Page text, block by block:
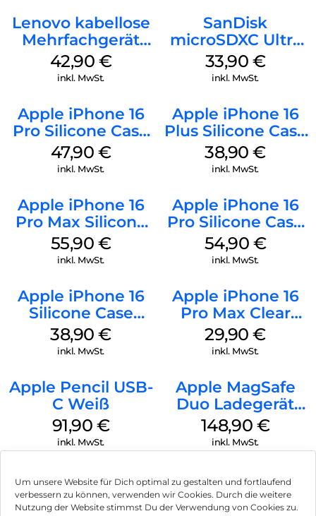
Um unsere Website für Dich optimal zu gestalten und fortlaufend
verbessern zu können, verwenden wir Cookies. Durch die weitere
Nutzung der Website stimmst Du der Verwendung von Cookies zu.
Lenovo kabellose
Mehrfachgerät
Luna Grey
42,90 €
inkl. MwSt.
SanDisk
microSDXC Ultra
128 GB + Adapter
Mobile
33,90 €
inkl. MwSt.
Apple iPhone 16
Pro Silicone Case
MagSafe Denim
47,90 €
inkl. MwSt.
Apple iPhone 16
Plus Silicone Case
MagSafe Denim
38,90€
inkl. MwSt.
Apple iPhone 16
Pro Max Silicone
Case MagSafe
Stone Gray
55,90 €
inkl. MwSt.
Apple iPhone 16
Pro Silicone Case
MagSafe Black
54,90 €
inkl. MwSt.
Apple iPhone 16
Silicone Case
MagSafe
Ultramarine
38,90€
inkl. MwSt.
Apple iPhone 16
Pro Max Clear
Case MagSafe
Transparent
29,90€
inkl. MwSt.
Apple Pencil USB-
C Weiß
91,90 €
inkl. MwSt.
Apple MagSafe
Duo Ladegerät
Weiß
148,90 €
inkl. MwSt.